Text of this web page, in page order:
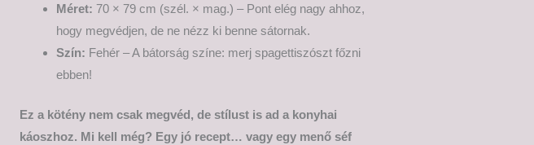
Méret: 70 × 79 cm (szél. × mag.) – Pont elég nagy ahhoz,
hogy megvédjen, de ne nézz ki benne sátornak.
Szín: Fehér – A bátorság színe: merj spagettiszószt főzni
ebben!
Ez a kötény nem csak megvéd, de stílust is ad a konyhai
káoszhoz. Mi kell még? Egy jó recept… vagy egy menő séf